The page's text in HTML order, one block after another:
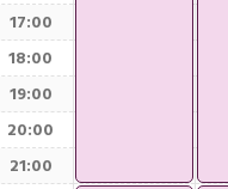
17:00
18:00
19:00
20:00
21:00